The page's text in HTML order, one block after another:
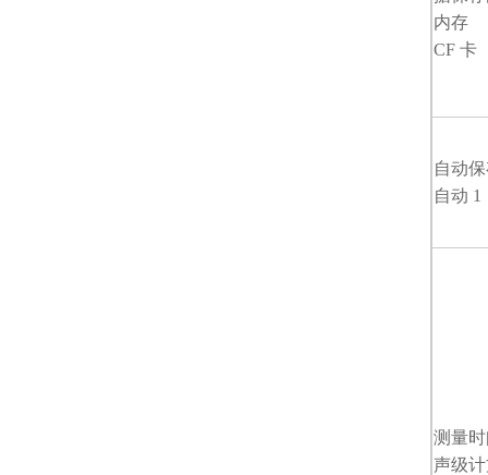
内存
CF 卡
自动
自动 1
测量
声级